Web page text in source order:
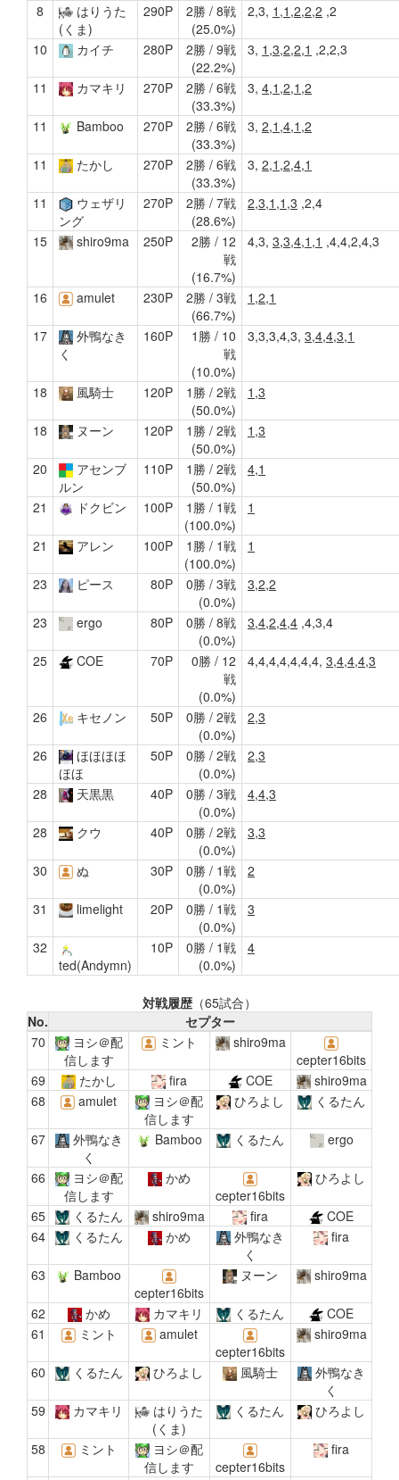
8
はりうた
(くま)
290P
2勝 / 8戦
(25.0%)
2,3, 1,1,2,2,2 ,2
10 カイチ 280P
2勝 / 9戦
(22.2%)
3, 1,3,2,2,1 ,2,2,3
11 カマキリ 270P
2勝 / 6戦
(33.3%)
3, 4,1,2,1,2
11 Bamboo 270P
2勝 / 6戦
(33.3%)
3, 2,1,4,1,2
11 たかし 270P
2勝 / 6戦
(33.3%)
3, 2,1,2,4,1
11
ウェザリ
ング
270P
2勝 / 7戦
(28.6%)
2,3,1,1,3 ,2,4
15 shiro9ma 250P
2勝 / 12
戦
(16.7%)
4,3, 3,3,4,1,1 ,4,4,2,4,3
16 amulet 230P
2勝 / 3戦
(66.7%)
1,2,1
17
外鴨なき
く
160P
1勝 / 10
戦
(10.0%)
3,3,3,4,3, 3,4,4,3,1
18 風騎士 120P
1勝 / 2戦
(50.0%)
1,3
18 ヌーン 120P
1勝 / 2戦
(50.0%)
1,3
20
アセンブ
ルン
110P
1勝 / 2戦
(50.0%)
4,1
21 ドクビン 100P
1勝 / 1戦
(100.0%)
1
21 アレン 100P
1勝 / 1戦
(100.0%)
1
23 ピース 80P
0勝 / 3戦
(0.0%)
3,2,2
23 ergo 80P
0勝 / 8戦
(0.0%)
3,4,2,4,4 ,4,3,4
25 COE 70P
0勝 / 12
戦
(0.0%)
4,4,4,4,4,4,4, 3,4,4,4,3
26 キセノン 50P
0勝 / 2戦
(0.0%)
2,3
26
ほほほほ
ほほ
50P
0勝 / 2戦
(0.0%)
2,3
28 天黒黒 40P
0勝 / 3戦
(0.0%)
4,4,3
28 クウ 40P
0勝 / 2戦
(0.0%)
3,3
30 ぬ 30P
0勝 / 1戦
(0.0%)
2
31 limelight 20P
0勝 / 1戦
(0.0%)
3
32
ted(Andymn)
10P
0勝 / 1戦
(0.0%)
4
対戦履歴 （65試合）
No.
セプター
70
ヨシ＠配
信します
ミント
shiro9ma
cepter16bits
69
たかし fira COE
shiro9ma
68
amulet
ヨシ＠配
信します
ひろよし くるたん
67
外鴨なき
く
Bamboo くるたん ergo
66
ヨシ＠配
信します
かめ
cepter16bits
ひろよし
65 くるたん shiro9ma fira
COE
64
くるたん かめ
外鴨なき
く
fira
63
Bamboo
cepter16bits
ヌーン shiro9ma
62 かめ カマキリ くるたん
COE
61
ミント
amulet
cepter16bits
shiro9ma
60 くるたん ひろよし 風騎士
外鴨なき
く
59
カマキリ
はりうた
(くま)
くるたん ひろよし
58 ミント
ヨシ＠配
信します
cepter16bits
fira